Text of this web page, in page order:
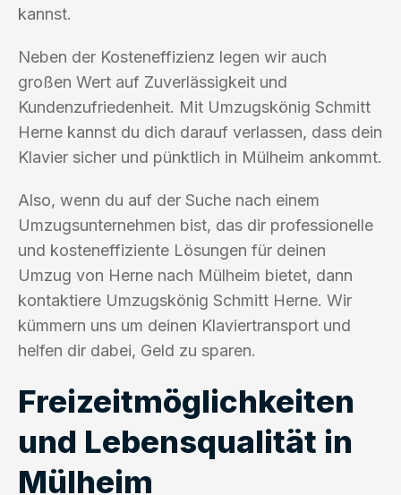
kannst.
Neben der Kosteneffizienz legen wir auch
großen Wert auf Zuverlässigkeit und
Kundenzufriedenheit. Mit Umzugskönig Schmitt
Herne kannst du dich darauf verlassen, dass dein
Klavier sicher und pünktlich in Mülheim ankommt.
Also, wenn du auf der Suche nach einem
Umzugsunternehmen bist, das dir professionelle
und kosteneffiziente Lösungen für deinen
Umzug von Herne nach Mülheim bietet, dann
kontaktiere Umzugskönig Schmitt Herne. Wir
kümmern uns um deinen Klaviertransport und
helfen dir dabei, Geld zu sparen.
Freizeitmöglichkeiten
und Lebensqualität in
Mülheim